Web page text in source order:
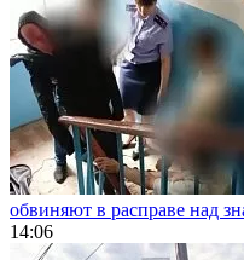
обвиняют в расправе над
14:06